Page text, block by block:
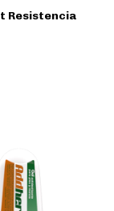
Resistencia